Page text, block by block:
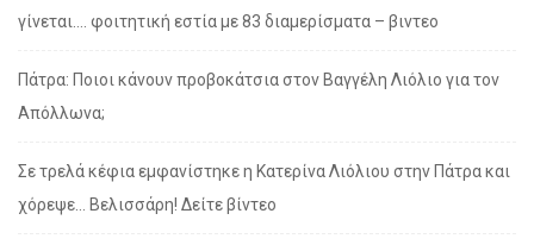
γίνεται…. φοιτητική εστία με 83 διαμερίσματα – βιντεο
Πάτρα: Ποιοι κάνουν προβοκάτσια στον Βαγγέλη Λιόλιο για τον
Απόλλωνα;
Σε τρελά κέφια εμφανίστηκε η Κατερίνα Λιόλιου στην Πάτρα και
χόρεψε… Βελισσάρη! Δείτε βίντεο